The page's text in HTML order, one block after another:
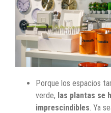
Porque los espacios
verde, las plantas se
imprescindibles . Ya